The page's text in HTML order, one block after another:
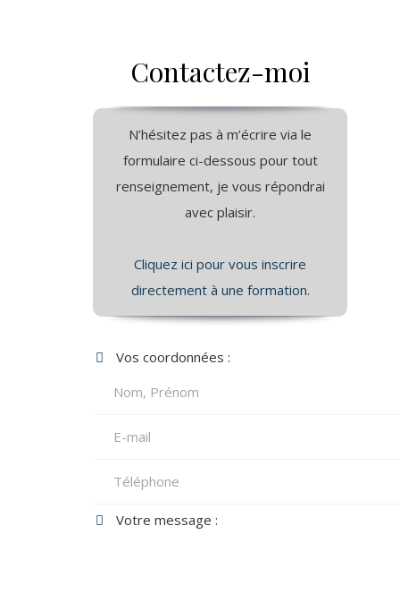
Contactez-moi
N’hésitez pas à m’écrire via le
formulaire ci-dessous pour tout
renseignement, je vous répondrai
avec plaisir.
Cliquez ici pour vous inscrire
directement à une formation.
Vos coordonnées :
Votre message :